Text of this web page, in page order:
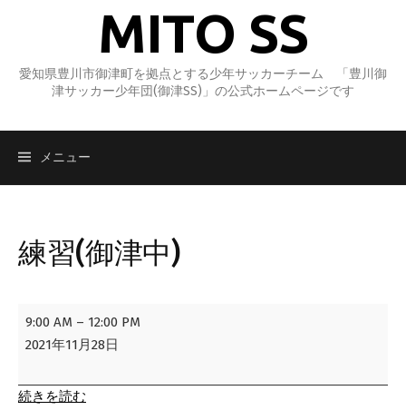
MITO SS
愛知県豊川市御津町を拠点とする少年サッカーチーム 「豊川御
津サッカー少年団(御津SS)」の公式ホームページです
メニュー
練習(御津中)
練
習
津
中)
9:00 AM – 12:00 PM
2021年11月28日
続きを読む